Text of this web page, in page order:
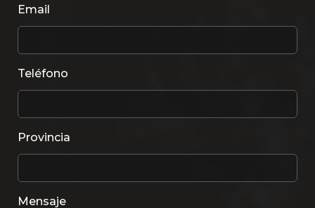
Email
Teléfono
Provincia
Mensaje